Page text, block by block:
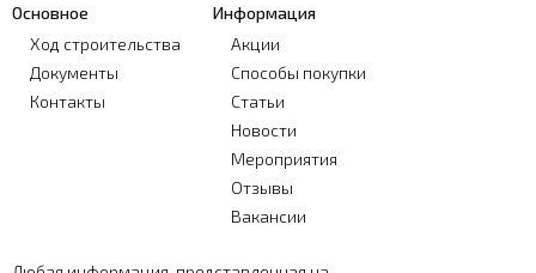
Основное
Ход строительства
Документы
Контакты
Информация
Акции
Способы покупки
Статьи
Новости
Мероприятия
Отзывы
Вакансии